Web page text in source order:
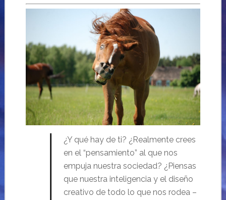
¿Y qué hay de ti? ¿Realmente crees
en el “pensamiento” al que nos
empuja nuestra sociedad? ¿Piensas
que nuestra inteligencia y el diseño
creativo de todo lo que nos rodea –